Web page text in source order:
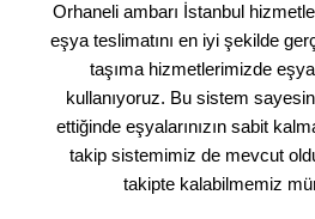
Orhaneli ambarı İstanbul
eşya teslimatını en iyi şekilde
taşıma hizmetlerimizde
kullanıyoruz. Bu sistem
ettiğinde eşyalarınızın sabit
takip sistemimiz de mevcut
takipte kalabilmemiz